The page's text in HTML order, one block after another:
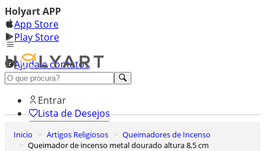
Holyart APP
App Store
Play Store
Ajuda e contatos
Conheça premium
Entrar
Lista de Desejos
0
Carrinho de Compras
Inicio Artigos Religiosos
Queimadores de Incenso
Queimador de incenso metal dourado altura 8,5 cm